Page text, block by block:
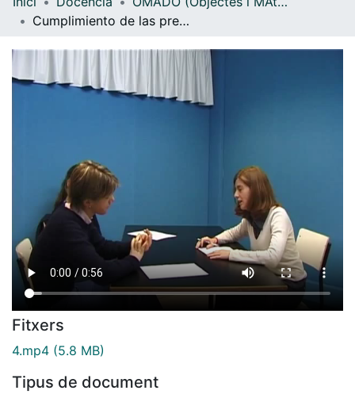
Contacte
Cumplimiento de las prescripciones terapéuticas - actividad 3
Fitxers
4.mp4 (5.8 MB)
Tipus de document